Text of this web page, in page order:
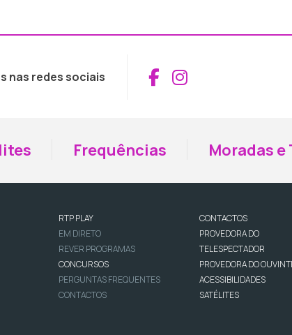
nas redes sociais Aceder ao
Aceder ao
Frequências Moradas
RTP PLAY
EM DIRETO
REVER PROGRAMAS
CONCURSOS
PERGUNTAS FREQUENTES
CONTACTOS
CONTACTOS
PROVEDORA DO
TELESPECTADOR
PROVEDORA DO
ACESSIBILIDADES
SATÉLITES